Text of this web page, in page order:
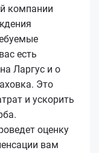
компании
есть
Ларгус и о
Это
и ускорить
оценку
вам